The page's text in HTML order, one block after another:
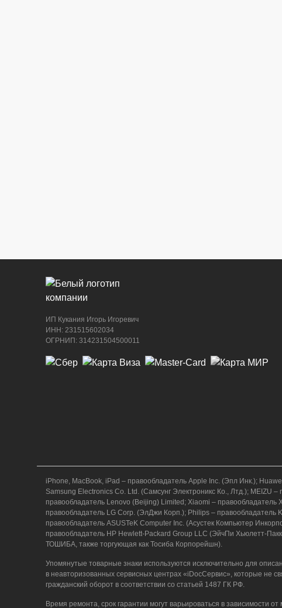
ИП Кукания Игорь Игоревич
ИНН: 231515602034
ОГРНИП: 314231504500011
iPhone, MacBook, iPad – правообладатель Apple Inc. (Эпл Инк.);
Samsung Electronics Co. Ltd. (Самсунг Электроникс Ко., Лтд.); MEIZU
правообладатель Lenovo (Beijing) Limited; Xiaomi –
правообладатель LG Corp. (ЭлДжи Корп.); Philips –
правообладатель ASUSTeK Computer Inc. (Асустек Компьютер
правообладатель HP Hewlett-Packard Group LLC (ЭйчПи Хьюлетт-
ТОШИБА, также торгующая как Тосиба Корпорейшн).
Упомянутые товарные знаки используются исключительно для
в неавторизованных сервисных центрах «iDocСервис», которые не
гражданский оборот в соответствии со статьей 1487 ГК РФ.
Время ремонта, срок гарантии могут варьироваться в зависимости